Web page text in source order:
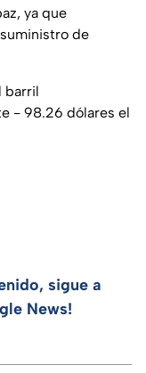
ya que
de
barril
- 98.26 dólares el
sigue a
News!